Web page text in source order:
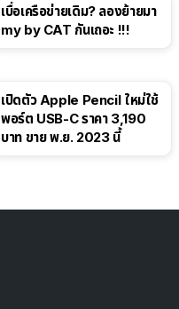
เบื่อเครือข่ายเดิม? ลองย้ายมา
my by CAT กันเถอะ !!!
เปิดตัว Apple Pencil ใหม่ใช้
พอร์ต USB-C ราคา 3,190
บาท ขาย พ.ย. 2023 นี้